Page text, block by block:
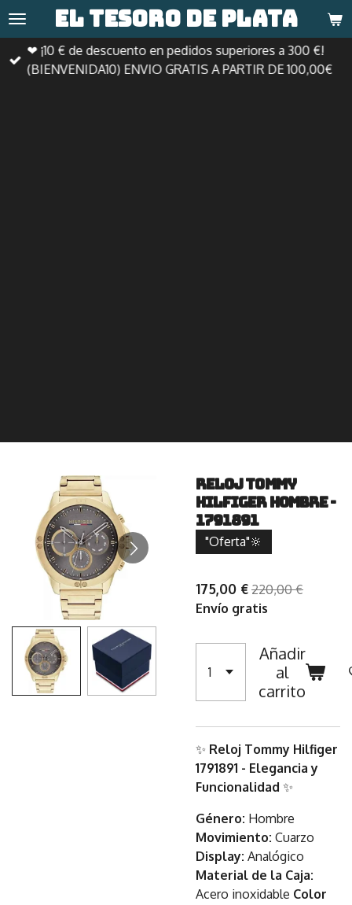
Ir
al
contenido
principal
El tesoro de plata
❤ ¡10 € de descuento en pedidos superiores a 300 €!
(BIENVENIDA10) ENVIO GRATIS A PARTIR DE 100,00€
Reloj Tommy
Hilfiger Hombre -
1791891
"Oferta"🔆
175,00 €220,00 €
Envío gratis
Añadir
al
carrito
✨ Reloj Tommy Hilfiger
1791891 - Elegancia y
Funcionalidad ✨
Género: Hombre
Movimiento: Cuarzo
Display: Analógico
Material de la Caja:
Acero inoxidable Color